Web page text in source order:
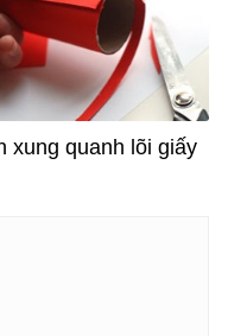
xung quanh lõi giấy